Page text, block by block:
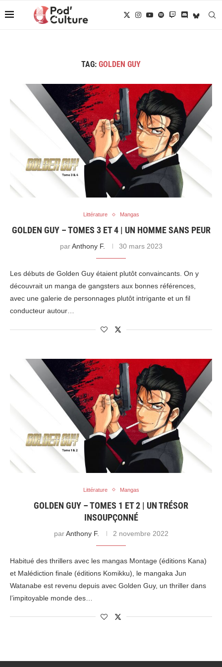
TAG: GOLDEN GUY
Littérature Mangas
GOLDEN GUY – TOMES 3 ET 4 | UN HOMME SANS PEUR
parAnthony F. 30 mars 2023
Les débuts de Golden Guy étaient plutôt convaincants. On y
découvrait un manga de gangsters aux bonnes références,
avec une galerie de personnages plutôt intrigante et un fil
conducteur autour…
Littérature Mangas
GOLDEN GUY – TOMES 1 ET 2 | UN TRÉSOR
INSOUPÇONNÉ
parAnthony F. 2 novembre 2022
Habitué des thrillers avec les mangas Montage (éditions Kana)
et Malédiction finale (éditions Komikku), le mangaka Jun
Watanabe est revenu depuis avec Golden Guy, un thriller dans
l’impitoyable monde des…